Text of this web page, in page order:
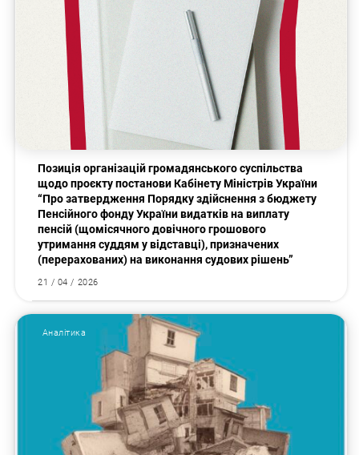
Позиція організацій громадянського суспільства
щодо проєкту постанови Кабінету Міністрів України
“Про затвердження Порядку здійснення з бюджету
Пенсійного фонду України видатків на виплату
пенсій (щомісячного довічного грошового
утримання суддям у відставці), призначених
(перерахованих) на виконання судових рішень”
21 / 04 / 2026
Аналітика